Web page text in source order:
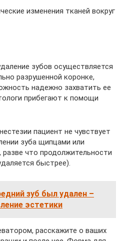
изменения тканей вокруг
зубов осуществляется
разрушенной коронке,
надежно захватить ее
прибегают к помощи
пациент не чувствует
зуба щипцами или
что продолжительности
быстрее).
зуб был удален –
эстетики
расскажите о ваших